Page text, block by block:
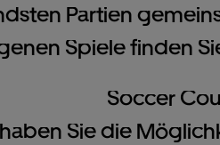
Partien
Spiele finden
Soccer
Sie die